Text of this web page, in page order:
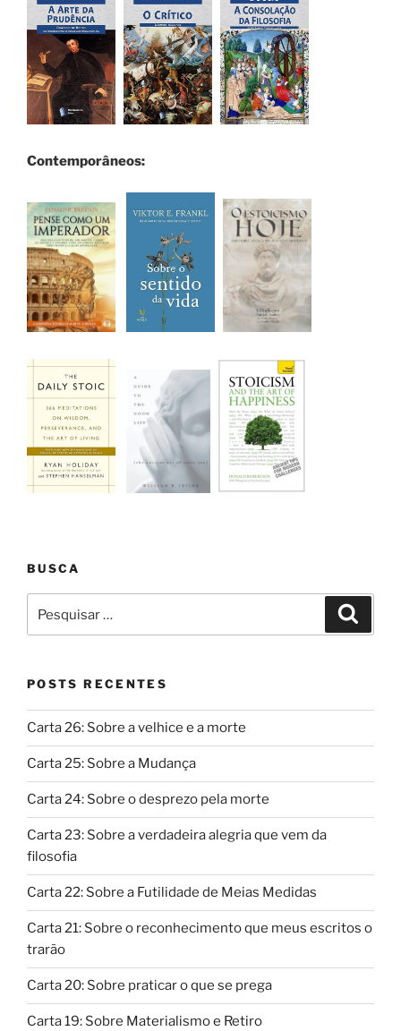
Contemporâneos:
BUSCA
por:
POSTS RECENTES
Carta 26: Sobre a velhice e a morte
Carta 25: Sobre a Mudança
Carta 24: Sobre o desprezo pela morte
Carta 23: Sobre a verdadeira alegria que vem da
filosofia
Carta 22: Sobre a Futilidade de Meias Medidas
Carta 21: Sobre o reconhecimento que meus escritos o
trarão
Carta 20: Sobre praticar o que se prega
Carta 19: Sobre Materialismo e Retiro